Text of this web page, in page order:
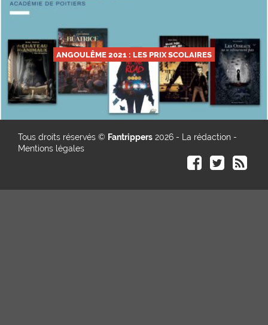
ANGOULÊME 2021 : LES PRIX SCOLAIRES
Tous droits réservés © Fantrippers 2026 - La rédaction -
Mentions légales